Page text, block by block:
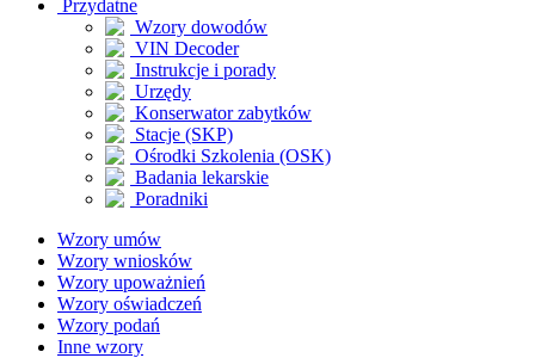
Przydatne
Wzory dowodów
VIN Decoder
Instrukcje i porady
Urzędy
Konserwator zabytków
Stacje (SKP)
Ośrodki Szkolenia (OSK)
Badania lekarskie
Poradniki
Wzory umów
Wzory wniosków
Wzory upoważnień
Wzory oświadczeń
Wzory podań
Inne wzory